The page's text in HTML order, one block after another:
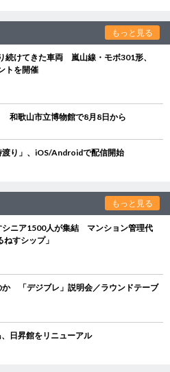
もっと見る
続けてきた車両 嵐山線・モボ301形、
トを開催
和歌山市立博物館で8月8日から
り」、iOS/Androidで配信開始
もっと見る
シニア1500人が集結 マンション管理代
すシップ」
「デジブレ」説明会／ラウンドテーブ
日昇館をリニューアル